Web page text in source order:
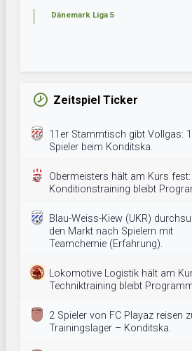
Dänemark Liga 5
Zeitspiel Ticker
11er Stammtisch gibt Vollgas:
Spieler beim Konditska.
Obermeisters hält am Kurs fest:
Konditionstraining bleibt
Blau-Weiss-Kiew (UKR)
den Markt nach Spielern mit
Teamchemie (Erfahrung).
Lokomotive Logistik hält am
Techniktraining bleibt
2 Spieler von FC Playaz reisen
Trainingslager – Konditska.